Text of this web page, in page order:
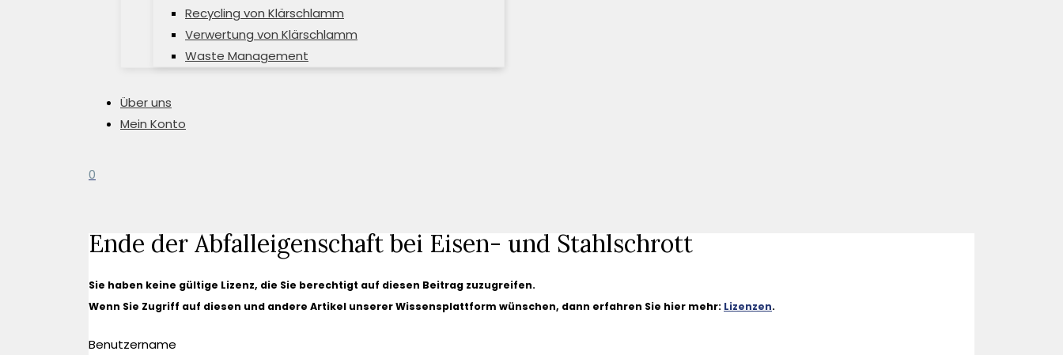
Recycling von Klärschlamm
Verwertung von Klärschlamm
Waste Management
Über uns
Mein Konto
0
Ende der Abfalleigenschaft bei Eisen- und Stahlschrott
Sie haben keine gültige Lizenz, die Sie berechtigt auf diesen Beitrag zuzugreifen.
Wenn Sie Zugriff auf diesen und andere Artikel unserer Wissensplattform wünschen, dann erfahren Sie hier mehr: Lizenzen.
Benutzername